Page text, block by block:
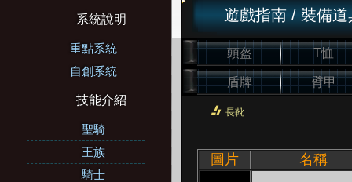
系統說明
重點系統
自創系統
技能介紹
聖騎
王族
騎士
遊戲指南 / 裝備道
頭盔 T恤
盾牌 臂甲
長靴
圖片 名稱